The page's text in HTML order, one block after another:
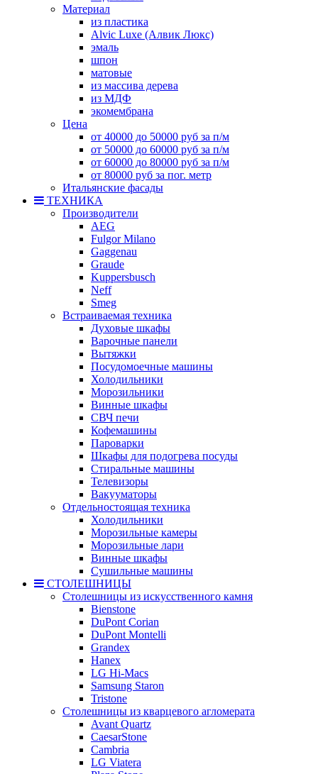
Материал
из пластика
Alvic Luxe (Алвик Люкс)
эмаль
шпон
матовые
из массива дерева
из МДФ
экомембрана
Цена
от 40000 до 50000 руб за п/м
от 50000 до 60000 руб за п/м
от 60000 до 80000 руб за п/м
от 80000 руб за пог. метр
Итальянские фасады
ТЕХНИКА
Производители
AEG
Fulgor Milano
Gaggenau
Graude
Kuppersbusch
Neff
Smeg
Встраиваемая техника
Духовые шкафы
Варочные панели
Вытяжки
Посудомоечные машины
Холодильники
Морозильники
Винные шкафы
СВЧ печи
Кофемашины
Пароварки
Шкафы для подогрева посуды
Стиральные машины
Телевизоры
Вакууматоры
Отдельностоящая техника
Холодильники
Морозильные камеры
Морозильные лари
Винные шкафы
Сушильные машины
СТОЛЕШНИЦЫ
Столешницы из искусственного камня
Bienstone
DuPont Corian
DuPont Montelli
Grandex
Hanex
LG Hi-Macs
Samsung Staron
Tristone
Столешницы из кварцевого агломерата
Avant Quartz
CaesarStone
Cambria
LG Viatera